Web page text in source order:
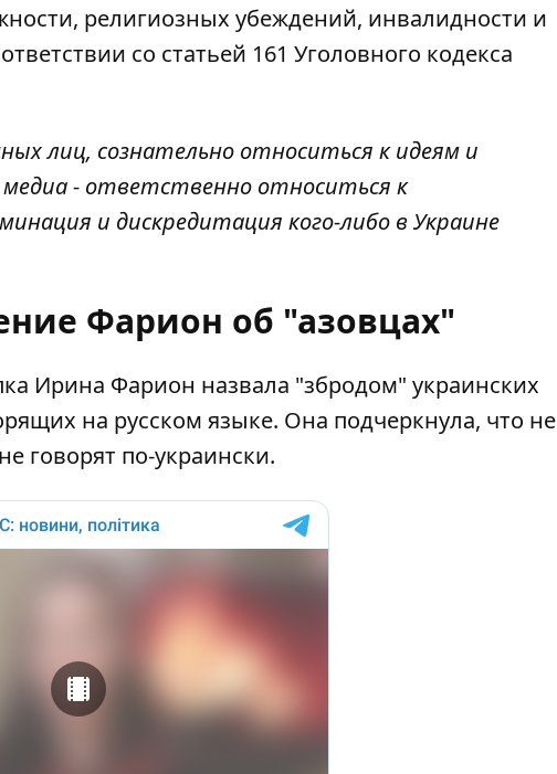
религиозных убеждений, инвалидности и
со статьей 161 Уголовного кодекса
лиц, сознательно относиться к идеям и
- ответственно относиться к
и дискредитация кого-либо в Украине
Фарион об "азовцах"
Ирина Фарион назвала "збродом" украинских
на русском языке. Она подчеркнула, что не
говорят по-украински.